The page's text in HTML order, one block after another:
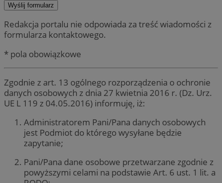
Redakcja portalu nie odpowiada za treść wiadomości z
formularza kontaktowego.
* pola obowiązkowe
Zgodnie z art. 13 ogólnego rozporządzenia o ochronie
danych osobowych z dnia 27 kwietnia 2016 r. (Dz. Urz.
UE L 119 z 04.05.2016) informuję, iż:
Administratorem Pani/Pana danych osobowych
jest Podmiot do którego wysyłane będzie
zapytanie;
Pani/Pana dane osobowe przetwarzane zgodnie z
powyższymi celami na podstawie Art. 6 ust. 1 lit. a